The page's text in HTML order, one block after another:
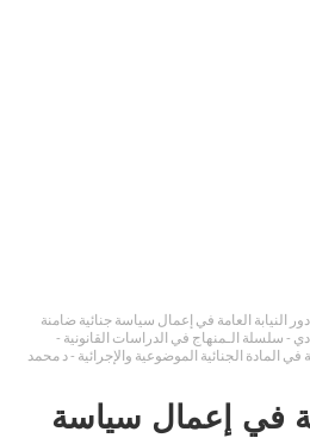
دور النيابة العامة في إعمال سياسة جنائية ضامنة
- سلسلة الـمنهاج في الدراسات القانونية -
المادة الجنائية الموضوعية والإجرائية - د محمد
في إعمال سياسة